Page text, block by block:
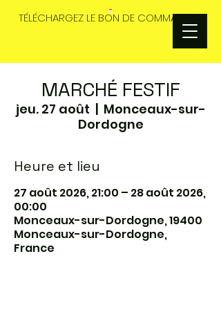
TÉLÉCHARGEZ LE BON DE COMMANDES
MARCHÉ FESTIF
jeu. 27 août
  |
Monceaux-sur-
Dordogne
Heure et lieu
27 août 2026, 21:00 – 28 août 2026,
00:00
Monceaux-sur-Dordogne, 19400
Monceaux-sur-Dordogne,
France